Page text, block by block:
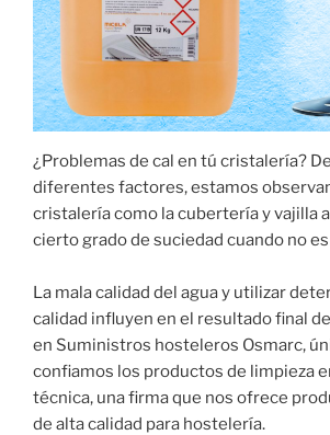
¿Problemas de cal en tú cristalería?
diferentes factores, estamos
cristalería como la cubertería y vajilla
cierto grado de suciedad cuando no es
La mala calidad del agua y utilizar
calidad influyen en el resultado final
en Suministros hosteleros Osmarc,
confiamos los productos de limpieza
técnica, una firma que nos ofrece
de alta calidad para hostelería.